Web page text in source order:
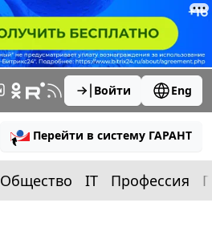
Войти Eng
Перейти в систему ГАРАНТ
Общество IT Профессия